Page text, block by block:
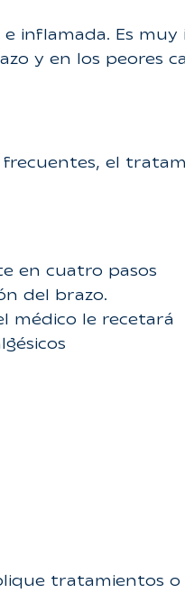
e inflamada. Es
y en los peores
el
en cuatro pasos
del brazo.
médico le recetará
tratamientos